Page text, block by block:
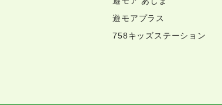
遊モアプラス
758キッズステーション